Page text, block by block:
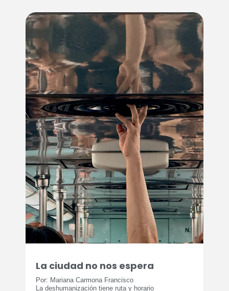
La ciudad no nos espera
Por: Mariana Carmona Francisco
La deshumanización tiene ruta y horario